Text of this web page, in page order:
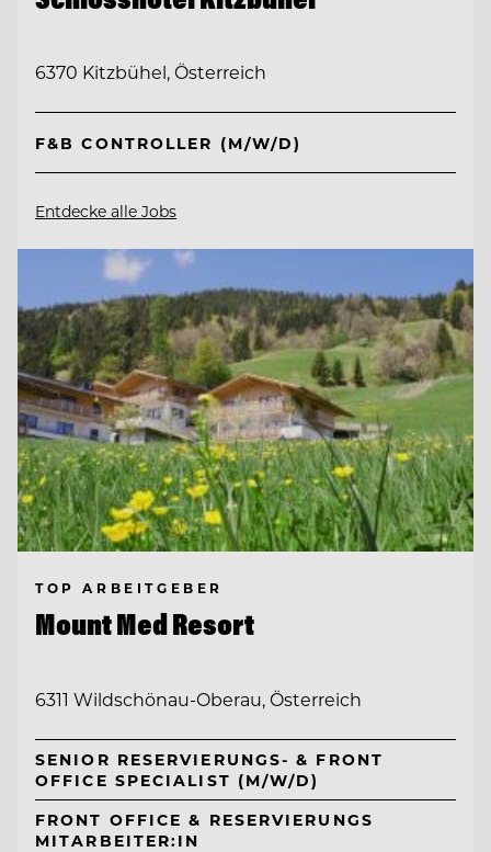
6370 Kitzbühel, Österreich
F&B CONTROLLER (M/W/D)
Entdecke alle Jobs
TOP ARBEITGEBER
Mount Med Resort
6311 Wildschönau-Oberau, Österreich
SENIOR RESERVIERUNGS- & FRONT
OFFICE SPECIALIST (M/W/D)
FRONT OFFICE & RESERVIERUNGS
MITARBEITER:IN